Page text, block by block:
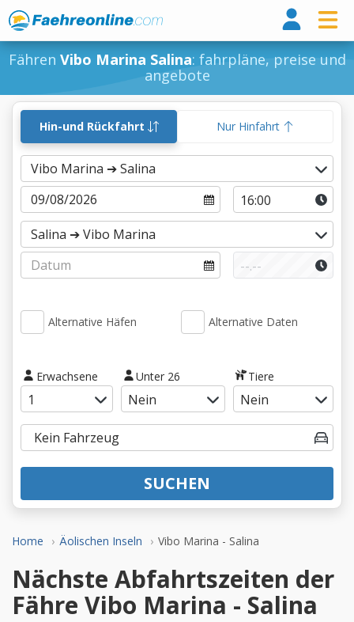
Fähren Vibo Marina Salina: fahrpläne, preise und
angebote
Home Äolischen Inseln Vibo Marina - Salina
Hin-und Rückfahrt Nur Hinfahrt
Alternative Häfen Alternative Daten
Erwachsene Unter 26 Tiere
SUCHEN
Nächste Abfahrtszeiten der
Fähre Vibo Marina - Salina